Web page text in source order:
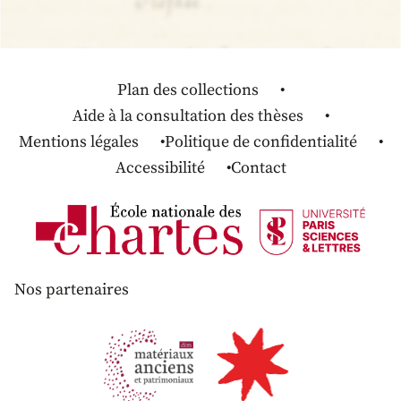
Plan des collections
Aide à la consultation des thèses
Mentions légales
Politique de confidentialité
Accessibilité
Contact
Nos partenaires